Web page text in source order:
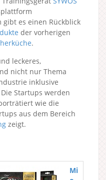
es einen Rückblick
der vorherigen
.
leckeres,
nicht nur Thema
inklusive
Startups werden
wie die
aus dem Bereich
zeigt.
Mi